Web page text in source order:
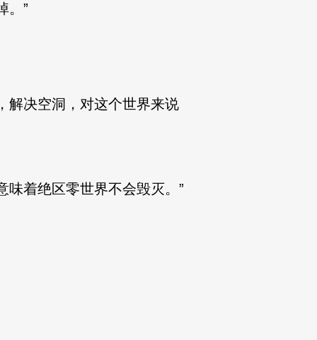
。”
决空洞，对这个世界来说
着绝区零世界不会毁灭。”